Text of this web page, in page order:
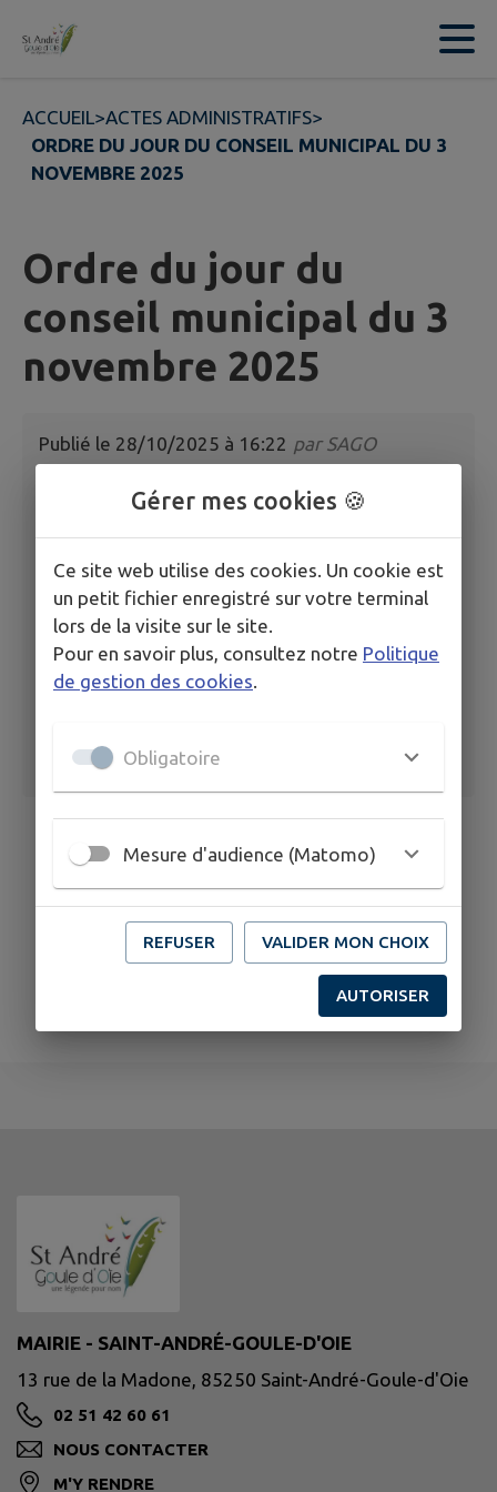
Contenu
ACCUEIL>ACTES ADMINISTRATIFS>
ORDRE DU JOUR DU CONSEIL MUNICIPAL DU 3
NOVEMBRE 2025
Ordre du jour du
conseil municipal du 3
novembre 2025
Publié le 28/10/2025 à 16:22 parSAGO
Ordre du jour du conseil municipal du 3
novembre 2025
Ordre du jour du 3 novembre 2025
MAIRIE - SAINT-ANDRÉ-GOULE-D'OIE
13 rue de la Madone, 85250 Saint-André-Goule-d'Oie
02 51 42 60 61
NOUS CONTACTER
M'Y RENDRE
Gérer mes cookies 🍪
Ce site web utilise des cookies. Un cookie est
un petit fichier enregistré sur votre terminal
lors de la visite sur le site.
Pour en savoir plus, consultez notre Politique
de gestion des cookies.
Obligatoire
Mesure d'audience (Matomo)
REFUSER VALIDER MON CHOIX
AUTORISER